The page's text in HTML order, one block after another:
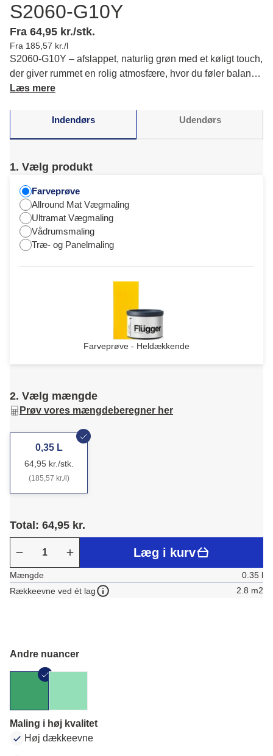
S2060-G10Y
Fra 64,95 kr./stk.
Fra 185,57 kr./l
S2060-G10Y – afslappet, naturlig grøn med et køligt touch,
der giver rummet en rolig atmosfære, hvor du føler balance
og fordybelse. Læs mere om farvens karakter og
Læs mere
Indendørs Udendørs
1. Vælg produkt
Farveprøve
Allround Mat Vægmaling
Ultramat Vægmaling
Vådrumsmaling
Træ- og Panelmaling
Farveprøve - Heldækkende
2. Vælg mængde
Prøv vores mængdeberegner her
0,35 L
64,95 kr./stk.
(185,57 kr./l)
Total: 64,95 kr.
Læg i kurv
Mængde
0.35 l
Rækkeevne ved ét lag
2.8 m2
Andre nuancer
Maling i høj kvalitet
Høj dækkeevne